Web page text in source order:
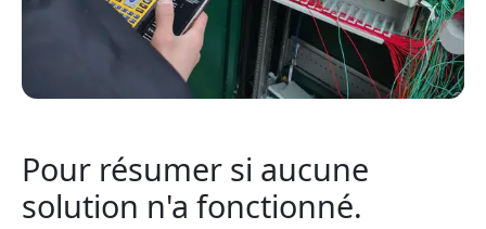
Pour résumer si aucune
solution n'a fonctionné.